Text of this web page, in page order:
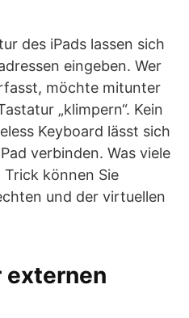
des iPads lassen sich
eingeben. Wer
möchte mitunter
„klimpern“. Kein
Keyboard lässt sich
verbinden. Was viele
können Sie
und der virtuellen
externen